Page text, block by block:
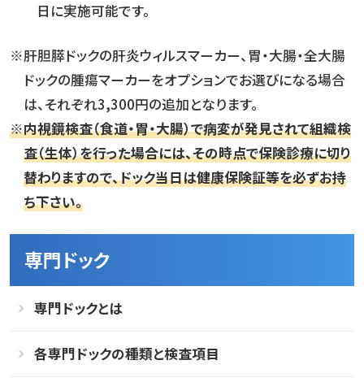
日に実施可能です。
※肝胆膵ドックの肝炎ウィルスマーカー、胃・大腸・全大腸
ドックの腫瘍マーカーをオプションでお選びになる場合
は、それぞれ3,300円の追加となります。
※内視鏡検査（食道・胃・大腸）で病変が発見されて組織検
査（生体）を行った場合には、その時点で保険診療に切り
替わりますので、ドック当日は健康保険証等を必ずお持
ち下さい。
専門ドック
専門ドックとは
各専門ドックの種類と検査項目